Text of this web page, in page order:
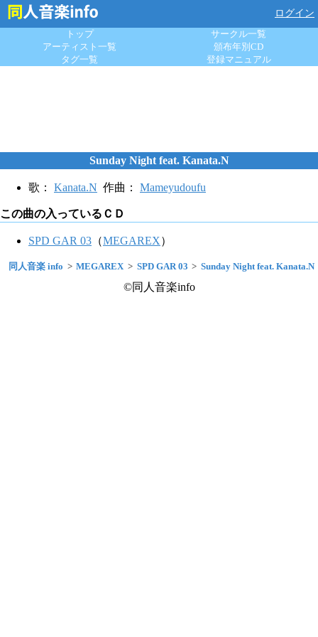
ログイン
トップ
サークル一覧
アーティスト一覧
頒布年別CD
タグ一覧
登録マニュアル
Sunday Night feat. Kanata.N
歌： Kanata.N 作曲： Mameyudoufu
この曲の入っているＣＤ
SPD GAR 03 （MEGAREX）
同人音楽 info MEGAREX SPD GAR 03 Sunday Night feat. Kanata.N
©同人音楽info